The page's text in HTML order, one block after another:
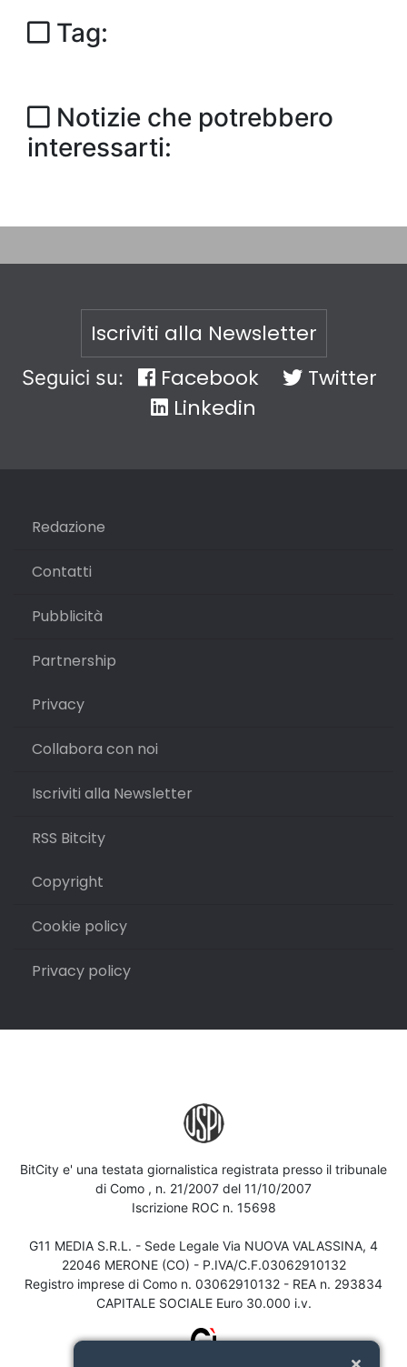
Tag:
Notizie che potrebbero
interessarti:
Iscriviti alla Newsletter
Seguici su: Facebook
Twitter
Linkedin
Redazione
Contatti
Pubblicità
Partnership
Privacy
Collabora con noi
Iscriviti alla Newsletter
RSS Bitcity
Copyright
Cookie policy
Privacy policy
BitCity e' una testata giornalistica registrata presso il tribunale
di Como , n. 21/2007 del 11/10/2007
Iscrizione ROC n. 15698
G11 MEDIA S.R.L. - Sede Legale Via NUOVA VALASSINA, 4
22046 MERONE (CO) - P.IVA/C.F.03062910132
Registro imprese di Como n. 03062910132 - REA n. 293834
CAPITALE SOCIALE Euro 30.000 i.v.